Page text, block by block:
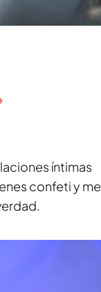
íntimas
confeti y me